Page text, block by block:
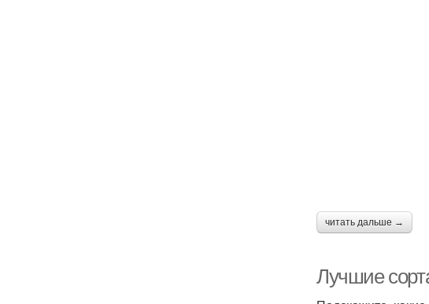
читать дальше →
Лучшие